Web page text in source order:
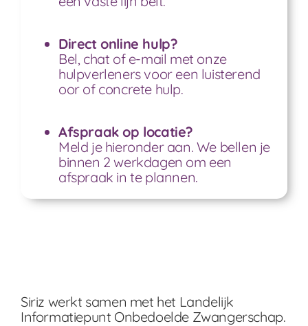
Direct online hulp?
Bel, chat of e-mail met onze
hulpverleners voor een luisterend
oor of concrete hulp.
Afspraak op locatie?
Meld je hieronder aan. We bellen je
binnen 2 werkdagen om een
afspraak in te plannen.
Siriz werkt samen met het Landelijk
Informatiepunt Onbedoelde Zwangerschap.